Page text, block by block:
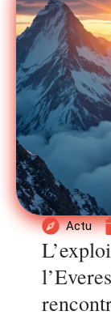
Actu